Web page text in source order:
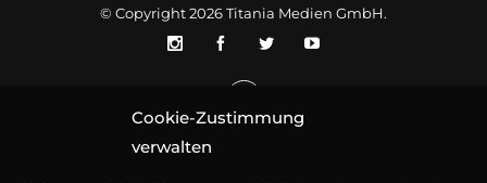
Cookie-Zustimmung
verwalten
© Copyright 2026Titania Medien GmbH.